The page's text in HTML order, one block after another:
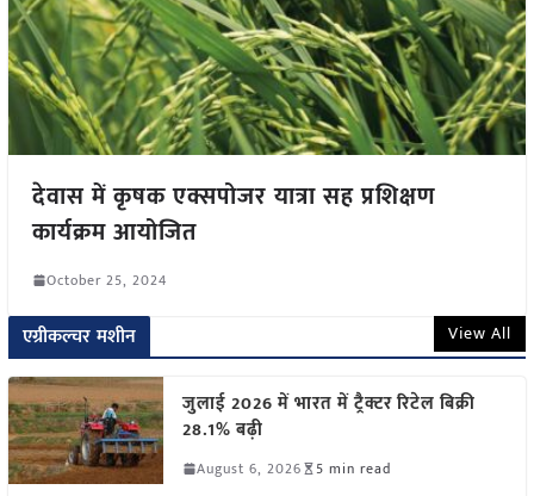
देवास में कृषक एक्सपोजर यात्रा सह प्रशिक्षण
कार्यक्रम आयोजित
October 25, 2024
एग्रीकल्चर मशीन View All
जुलाई 2026 में भारत में ट्रैक्टर रिटेल बिक्री
28.1% बढ़ी
August 6, 2026 5 min read